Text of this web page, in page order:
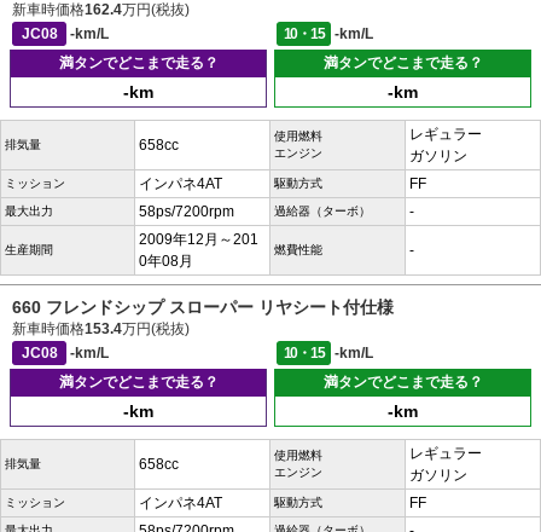
新車時価格162.4万円(税抜)
JC08
-km/L 10・15
-km/L
満タンでどこまで走る？
-km
満タンでどこまで走る？
-km
排気量 658cc
使用燃料
エンジン
レギュラー
ガソリン
ミッション インパネ4AT 駆動方式 FF
最大出力 58ps/7200rpm 過給器（ターボ） -
生産期間
2009年12月～201
0年08月
燃費性能 -
660 フレンドシップ スローパー リヤシート付仕様
新車時価格153.4万円(税抜)
JC08
-km/L 10・15
-km/L
満タンでどこまで走る？
-km
満タンでどこまで走る？
-km
排気量 658cc
使用燃料
エンジン
レギュラー
ガソリン
ミッション インパネ4AT 駆動方式 FF